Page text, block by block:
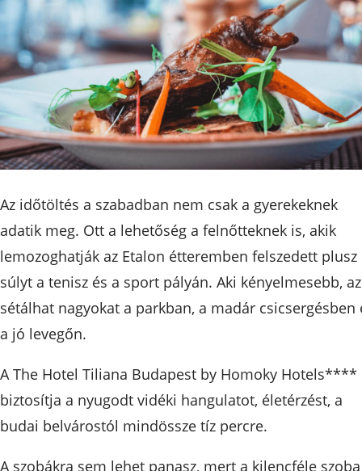
Az időtöltés a szabadban nem csak a gyerekeknek
adatik meg. Ott a lehetőség a felnőtteknek is, akik
lemozoghatják az Etalon étteremben felszedett plusz
súlyt a tenisz és a sport pályán. Aki kényelmesebb, az
sétálhat nagyokat a parkban, a madár csicsergésben
a jó levegőn.
A The Hotel Tiliana Budapest by Homoky Hotels****
biztosítja a nyugodt vidéki hangulatot, életérzést, a
budai belvárostól mindössze tíz percre.
A szobákra sem lehet panasz, mert a kilencféle szoba